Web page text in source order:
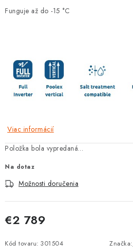
Funguje až do -15 °C
Viac informácií
Položka bola vypredaná…
Na dotaz
Možnosti doručenia
€2 789
Kód tovaru: 301504 Značka: